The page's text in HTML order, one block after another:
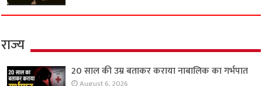
राज्य
20 साल की उम्र बताकर कराया नाबालिक का गर्भपात